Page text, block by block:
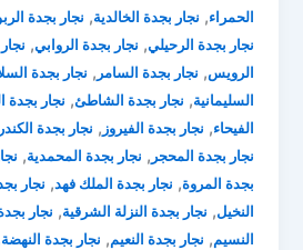
الحمراء, نجار بجدة الخالدية, نجار بجدة
نجار بجدة الرحيلي, نجار بجدة الروابي,
الرويس, نجار بجدة السامر , نجار بجدة
السليمانية, نجار بجدة الشاطئ, نجار بجدة
الفيحاء, نجار بجدة الفيروز , نجار بجدة
نجار بجدة المحجر , نجار بجدة المحمدية,
بجدة المروة, نجار بجدة الملك فهد, نجار
النخيل, نجار بجدة النزلة الشرقية, نجار
النسيم, نجار بجدة النعيم, نجار بجدة النهضة